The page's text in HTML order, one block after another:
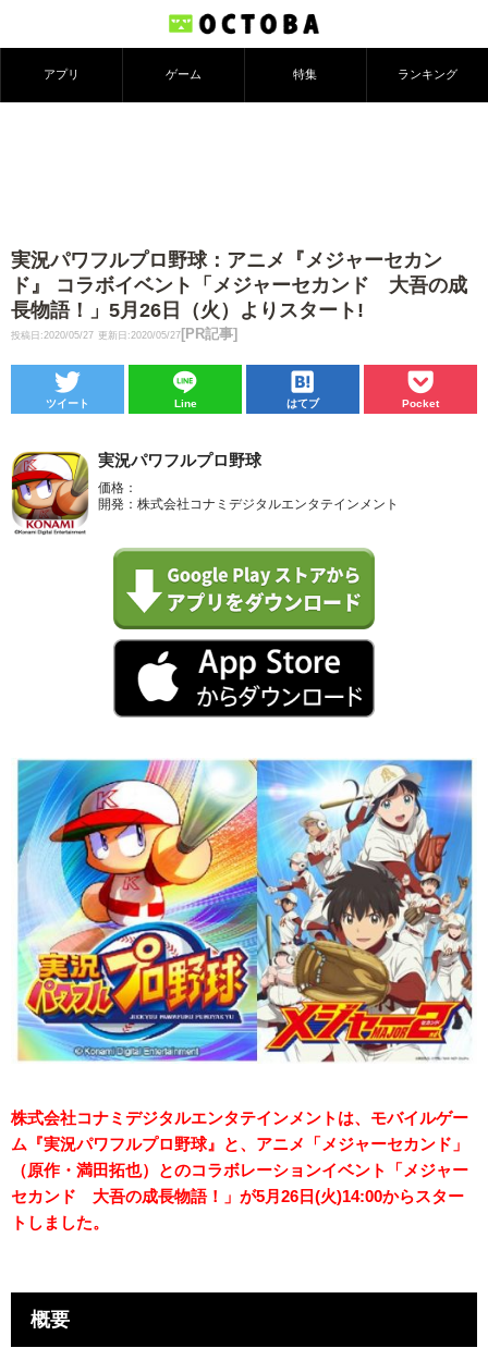
アプリ ゲーム 特集 ランキング
実況パワフルプロ野球：アニメ『メジャーセカン
ド』 コラボイベント「メジャーセカンド 大吾の成
長物語！」5月26日（火）よりスタート!
投稿日:2020/05/27 更新日:2020/05/27 [PR記事]
ツイート Line はてブ Pocket
実況パワフルプロ野球
価格：
開発：株式会社コナミデジタルエンタテインメント
株式会社コナミデジタルエンタテインメントは、モバイルゲー
ム『実況パワフルプロ野球』と、アニメ「メジャーセカンド」
（原作・満田拓也）とのコラボレーションイベント「メジャー
セカンド 大吾の成長物語！」が5月26日(火)14:00からスター
トしました。
概要